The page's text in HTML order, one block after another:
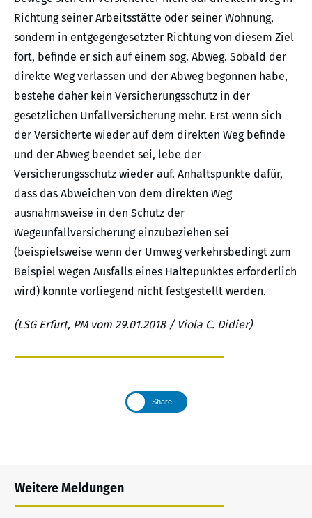
Richtung seiner Arbeitsstätte oder seiner Wohnung,
sondern in entgegengesetzter Richtung von diesem Ziel
fort, befinde er sich auf einem sog. Abweg. Sobald der
direkte Weg verlassen und der Abweg begonnen habe,
bestehe daher kein Versicherungsschutz in der
gesetzlichen Unfallversicherung mehr. Erst wenn sich
der Versicherte wieder auf dem direkten Weg befinde
und der Abweg beendet sei, lebe der
Versicherungsschutz wieder auf. Anhaltspunkte dafür,
dass das Abweichen von dem direkten Weg
ausnahmsweise in den Schutz der
Wegeunfallversicherung einzubeziehen sei
(beispielsweise wenn der Umweg verkehrsbedingt zum
Beispiel wegen Ausfalls eines Haltepunktes erforderlich
wird) konnte vorliegend nicht festgestellt werden.
(LSG Erfurt, PM vom 29.01.2018 / Viola C. Didier)
Share
Weitere Meldungen